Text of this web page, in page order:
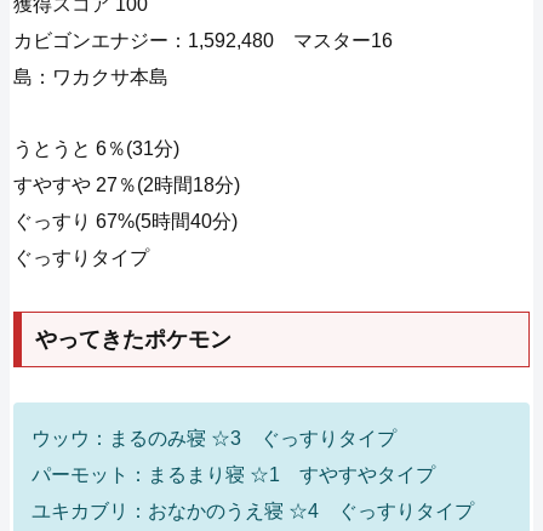
獲得スコア 100
カビゴンエナジー：1,592,480 マスター16
島：ワカクサ本島
うとうと 6％(31分)
すやすや 27％(2時間18分)
ぐっすり 67%(5時間40分)
ぐっすりタイプ
やってきたポケモン
ウッウ：まるのみ寝 ☆3 ぐっすりタイプ
パーモット：まるまり寝 ☆1 すやすやタイプ
ユキカブリ：おなかのうえ寝 ☆4 ぐっすりタイプ